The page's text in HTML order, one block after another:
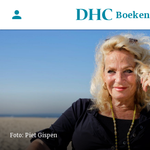
Boeken
Foto: Piet Gispen